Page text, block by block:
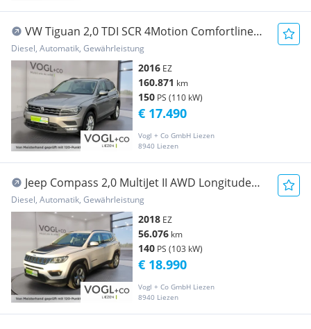
VW Tiguan 2,0 TDI SCR 4Motion Comfortline
DSG
Diesel, Automatik, Gewährleistung
2016 EZ
160.871 km
150 PS (110 kW)
Vogl + Co GmbH Liezen
8940 Liezen
€ 17.490
Jeep Compass 2,0 MultiJet II AWD Longitude
Aut.
Diesel, Automatik, Gewährleistung
2018 EZ
56.076 km
140 PS (103 kW)
Vogl + Co GmbH Liezen
8940 Liezen
€ 18.990